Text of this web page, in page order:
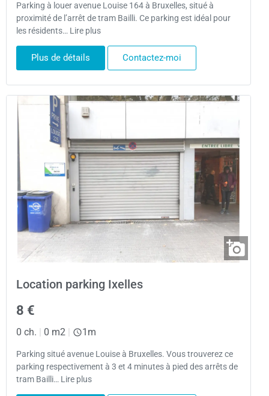
Parking à louer avenue Louise 164 à Bruxelles, situé à
proximité de l’arrêt de tram Bailli. Ce parking est idéal pour
les résidents… Lire plus
Plus de détails Contactez-moi
Location parking Ixelles
8 €
0 ch. | 0 m2 | 1m
Parking situé avenue Louise à Bruxelles. Vous trouverez ce
parking respectivement à 3 et 4 minutes à pied des arrêts de
tram Bailli… Lire plus